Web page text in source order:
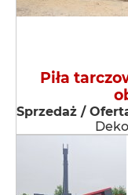
Piła
Sprzedaż /